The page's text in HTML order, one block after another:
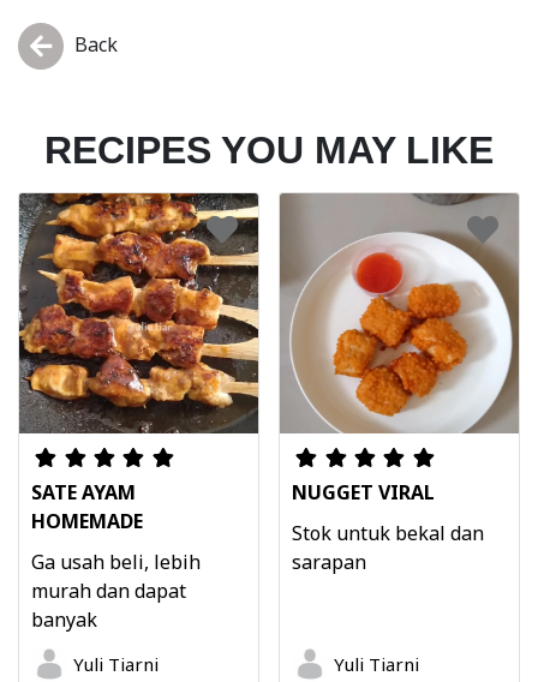
Back
RECIPES YOU MAY LIKE
SATE AYAM
HOMEMADE
Ga usah beli, lebih
murah dan dapat
banyak
Yuli Tiarni
NUGGET VIRAL
Stok untuk bekal dan
sarapan
Yuli Tiarni